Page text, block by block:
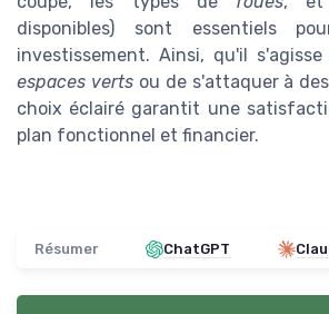
disponibles) sont essentiels
investissement. Ainsi, qu'il
espaces vertsou de s'attaquer à
choix éclairé garantit une
plan fonctionnel et financier.
Résumer ChatGPT